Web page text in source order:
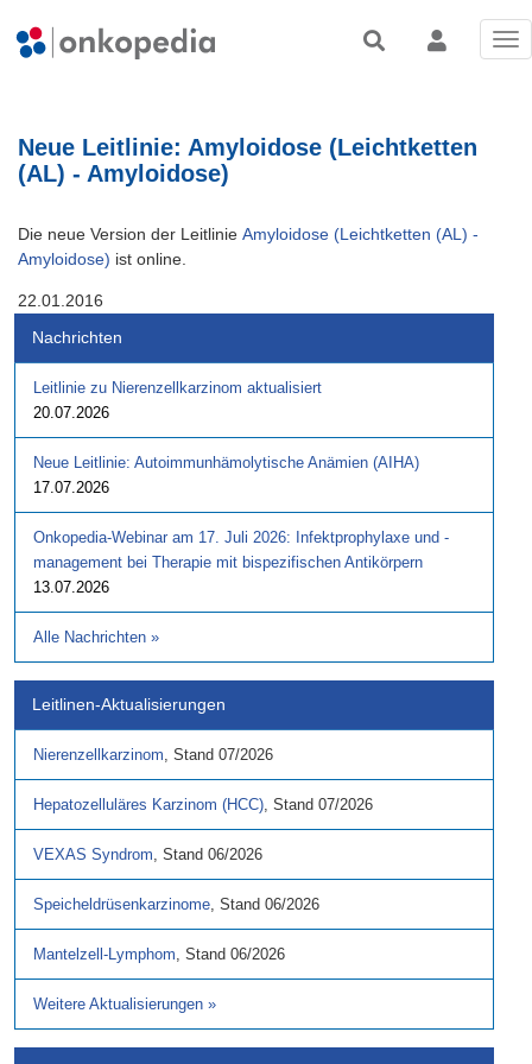
Neue Leitlinie: Amyloidose (Leichtketten
(AL) - Amyloidose)
Die neue Version der Leitlinie Amyloidose (Leichtketten (AL) -
Amyloidose) ist online.
22.01.2016
Nachrichten
Leitlinie zu Nierenzellkarzinom aktualisiert
20.07.2026
Neue Leitlinie: Autoimmunhämolytische Anämien (AIHA)
17.07.2026
Onkopedia-Webinar am 17. Juli 2026: Infektprophylaxe und -
management bei Therapie mit bispezifischen Antikörpern
13.07.2026
Alle Nachrichten »
Leitlinen-Aktualisierungen
Nierenzellkarzinom, Stand 07/2026
Hepatozelluläres Karzinom (HCC), Stand 07/2026
VEXAS Syndrom, Stand 06/2026
Speicheldrüsenkarzinome, Stand 06/2026
Mantelzell-Lymphom, Stand 06/2026
Weitere Aktualisierungen »